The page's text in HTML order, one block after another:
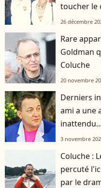
toucher le
26 décembre
Rare
Goldman
Coluche
20 novembre
Derniers
ami a une
inattendu...
3 novembre
Coluche :
percuté
par le